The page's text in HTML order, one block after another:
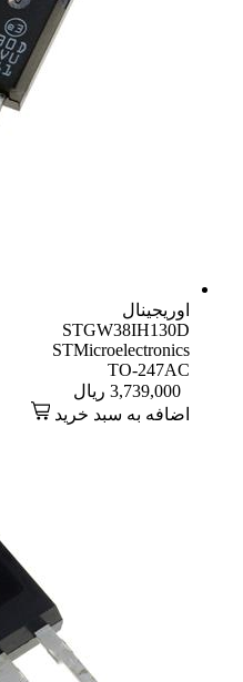
اوریجینال
STGW38IH130D
STMicroelectronics
TO-247AC
3,739,000 ریال
اضافه به سبد خرید